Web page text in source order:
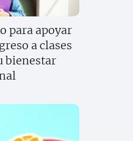
para apoyar
a clases
bienestar